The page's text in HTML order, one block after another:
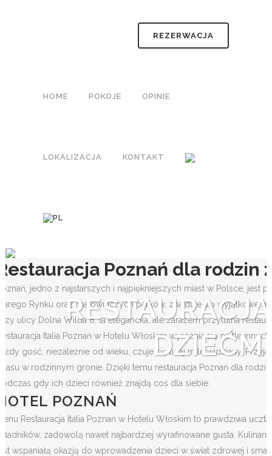
REZERWACJA
HOME POKOJE OPINIE
LOKALIZACJA KONTAKT
Poznań dla rodzin
jedno z najstarszych i najpiękniejszych miast w Polsce,
Rynku oraz malowniczych parków, znajduje się wyjątkowe
ulicy Dolna Wilda 8, ta elegancka, ale zarazem przytulna
Italia Poznań w Hotelu Włoskim wyróżnia się na tle
gość, niezależnie od wieku, czuje się tutaj mile widziany.
w rodzinnym gronie. Dzięki temu restauracja Poznań dla
gdy ich dzieci również znajdą coś dla siebie.
POZNAŃ
Restauracja Italia Poznań w Hotelu Włoskim to prawdziwa
zadowolą nawet najbardziej wyrafinowane gusta.
wspaniałą okazją do wprowadzenia dzieci w świat zdrowej i